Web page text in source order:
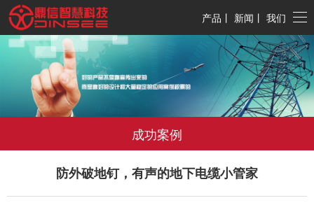
产品 丨 新闻 丨 我们
成功案例
防外破地钉，有声的地下电缆小管家